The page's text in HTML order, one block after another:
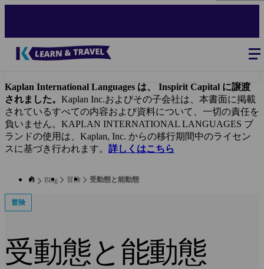
Kaplan International Languages は、 Inspirit Capital に譲渡
されました。 Kaplan Inc.およびその子会社は、本書面に掲載
されているすべての内容および資料について、一切の責任を
負いません。KAPLAN INTERNATIONAL LANGUAGES ブ
ランドの使用は、Kaplan, Inc. からの移行期間中のライセン
スに基づき行われます。 詳しくはこちら
Blog 冒険 受動態と能動態
冒険
受動態と能動態